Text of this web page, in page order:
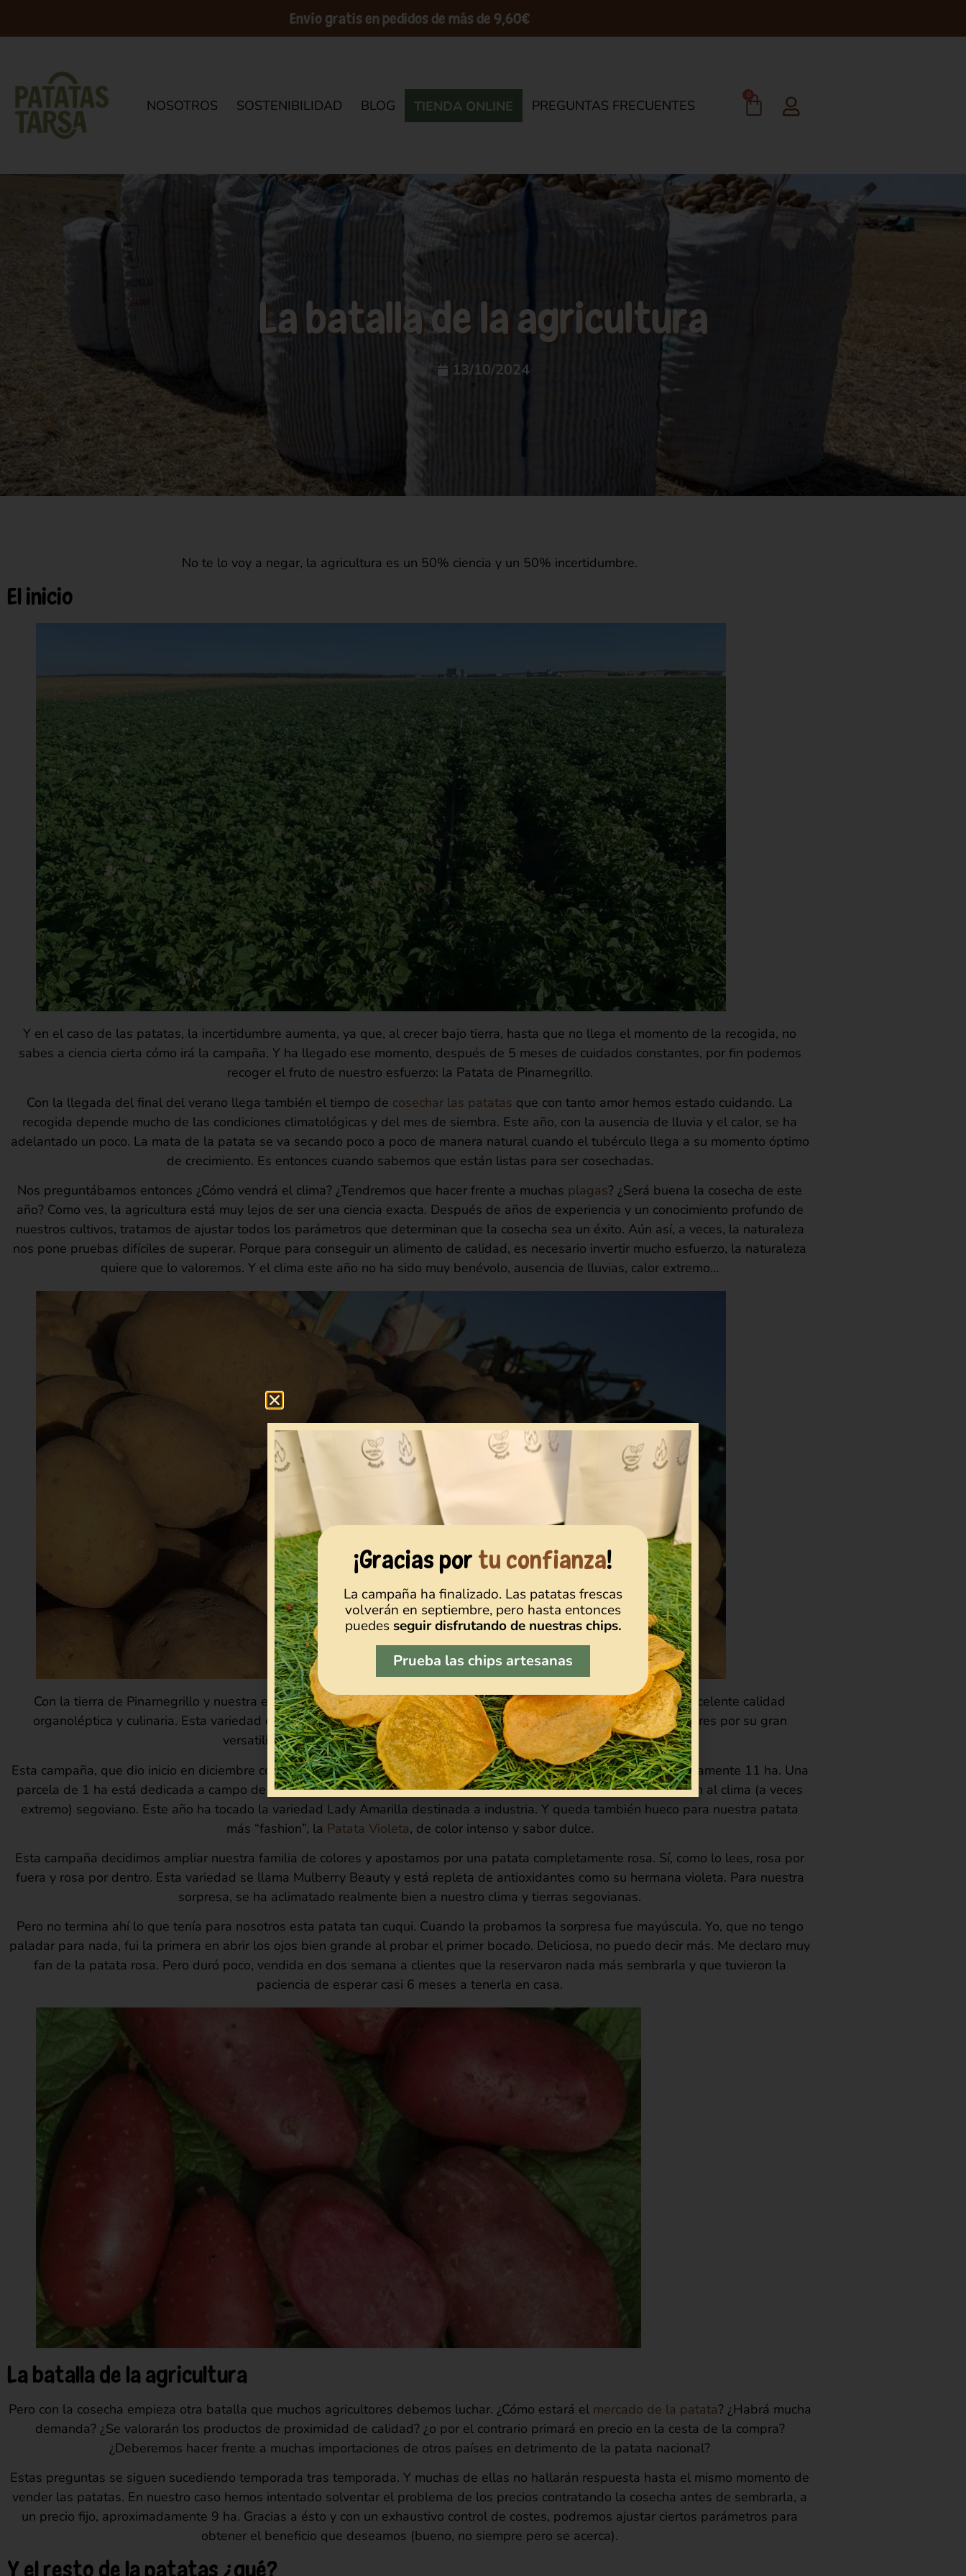
Envío gratis en pedidos de más de 9,60€
NOSOTROS SOSTENIBILIDAD BLOG TIENDA ONLINE PREGUNTAS FRECUENTES
0
La batalla de la agricultura
13/10/2024
No te lo voy a negar, la agricultura es un 50% ciencia y un 50% incertidumbre.
El inicio
Y en el caso de las patatas, la incertidumbre aumenta, ya que, al crecer bajo tierra, hasta que no llega el momento de la recogida, no
sabes a ciencia cierta cómo irá la campaña. Y ha llegado ese momento, después de 5 meses de cuidados constantes, por fin podemos
recoger el fruto de nuestro esfuerzo: la Patata de Pinarnegrillo.
Con la llegada del final del verano llega también el tiempo de cosechar las patatas que con tanto amor hemos estado cuidando. La
recogida depende mucho de las condiciones climatológicas y del mes de siembra. Este año, con la ausencia de lluvia y el calor, se ha
adelantado un poco. La mata de la patata se va secando poco a poco de manera natural cuando el tubérculo llega a su momento óptimo
de crecimiento. Es entonces cuando sabemos que están listas para ser cosechadas.
Nos preguntábamos entonces ¿Cómo vendrá el clima? ¿Tendremos que hacer frente a muchas plagas? ¿Será buena la cosecha de este
año? Como ves, la agricultura está muy lejos de ser una ciencia exacta. Después de años de experiencia y un conocimiento profundo de
nuestros cultivos, tratamos de ajustar todos los parámetros que determinan que la cosecha sea un éxito. Aún así, a veces, la naturaleza
nos pone pruebas difíciles de superar. Porque para conseguir un alimento de calidad, es necesario invertir mucho esfuerzo, la naturaleza
quiere que lo valoremos. Y el clima este año no ha sido muy benévolo, ausencia de lluvias, calor extremo…
Con la tierra de Pinarnegrillo y nuestra experiencia de más de 30 años, hemos conseguido unaPatata Agriade excelente calidad
organoléptica y culinaria. Esta variedad es la más demanda por nuestros clientes de hostelería, tiendas y particulares por su gran
versatilidad en la cocina, una sola variedad de patata para todo.
Esta campaña, que dio inicio en diciembre con la preparación de las parcelas, se hansembrado(en marzo) aproximadamente 11 ha. Una
parcela de 1 ha está dedicada a campo de pruebas, donde probamos otras variedades y su capacidad de adaptación al clima (a veces
extremo) segoviano. Este año ha tocado la variedad Lady Amarilla destinada a industria. Y queda también hueco para nuestra patata
más “fashion”, la Patata Violeta, de color intenso y sabor dulce.
Esta campaña decidimos ampliar nuestra familia de colores y apostamos por una patata completamente rosa. Sí, como lo lees, rosa por
fuera y rosa por dentro. Esta variedad se llama Mulberry Beauty y está repleta de antioxidantes como su hermana violeta. Para nuestra
sorpresa, se ha aclimatado realmente bien a nuestro clima y tierras segovianas.
Pero no termina ahí lo que tenía para nosotros esta patata tan cuqui. Cuando la probamos la sorpresa fue mayúscula. Yo, que no tengo
paladar para nada, fui la primera en abrir los ojos bien grande al probar el primer bocado. Deliciosa, no puedo decir más. Me declaro muy
fan de la patata rosa. Pero duró poco, vendida en dos semana a clientes que la reservaron nada más sembrarla y que tuvieron la
paciencia de esperar casi 6 meses a tenerla en casa.
La batalla de la agricultura
Pero con la cosecha empieza otra batalla que muchos agricultores debemos luchar. ¿Cómo estará el mercado de la patata? ¿Habrá mucha
demanda? ¿Se valorarán los productos de proximidad de calidad? ¿o por el contrario primará en precio en la cesta de la compra?
¿Deberemos hacer frente a muchas importaciones de otros países en detrimento de la patata nacional?
Estas preguntas se siguen sucediendo temporada tras temporada. Y muchas de ellas no hallarán respuesta hasta el mismo momento de
vender las patatas. En nuestro caso hemos intentado solventar el problema de los precios contratando la cosecha antes de sembrarla, a
un precio fijo, aproximadamente 9 ha. Gracias a ésto y con un exhaustivo control de costes, podremos ajustar ciertos parámetros para
obtener el beneficio que deseamos (bueno, no siempre pero se acerca).
Y el resto de la patatas ¿qué?
¡Gracias por tu confianza!
La campaña ha finalizado. Las patatas frescas
volverán en septiembre, pero hasta entonces
puedesseguir disfrutando de nuestras chips.
Prueba las chips artesanas